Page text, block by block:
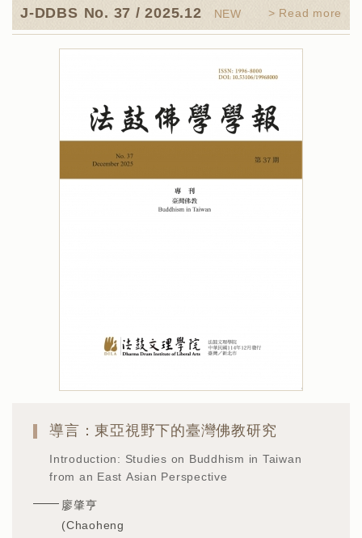
J-DDBS No. 37 / 2025.12 NEW > Read more
導言：東亞視野下的臺灣佛教研究
Introduction: Studies on Buddhism in Taiwan
from an East Asian Perspective
廖肇亨
(Chaoheng